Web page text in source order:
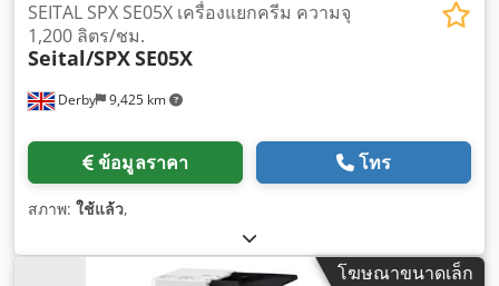
Derby 9,425 km
SEITAL SPX SE05X เครื่องแยกครีม ความจุ
1,200 ลิตร/ชม.
Seital/SPXSE05X
ข้อมูลราคา โทร
สภาพ: ใช้แล้ว,
โฆษณาขนาดเล็ก